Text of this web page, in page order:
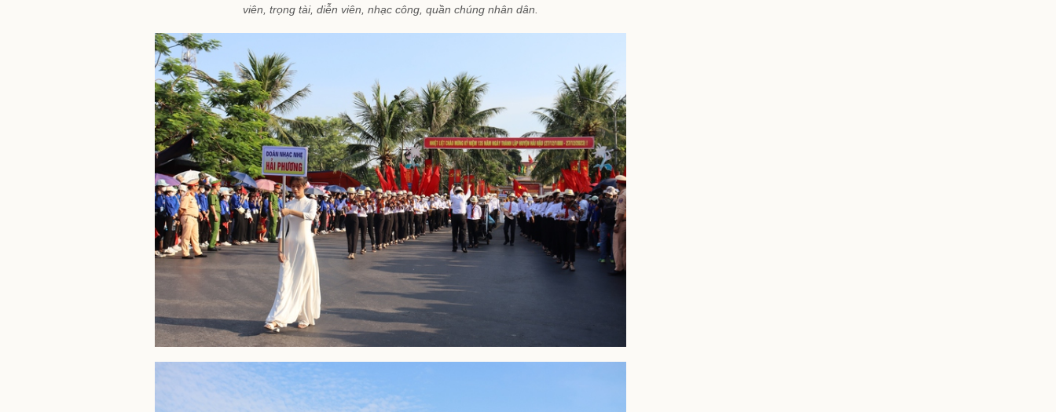
viên, trọng tài, diễn viên, nhạc công, quần chúng nhân dân.